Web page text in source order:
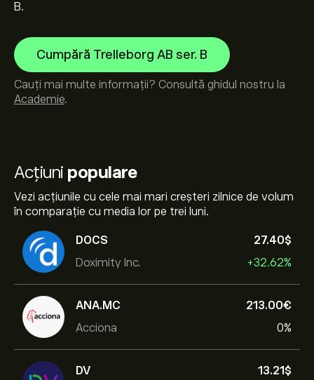
Acțiuni populare
Vezi acțiunile cu cele mai mari creșteri zilnice de volum
în comparație cu media lor pe trei luni.
DOCS
Doximity Inc.
27.40‎$‎
+32.62%
ANA.MC
Acciona
213.00‎€‎
0%
DV
13.21‎$‎
B.
Cumpără Trelleborg AB ser. B
Cauți mai multe informații? Consultă ghidul nostru la
Academie.